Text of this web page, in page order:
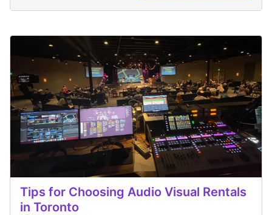
Tips for Choosing Audio Visual Rentals
in Toronto